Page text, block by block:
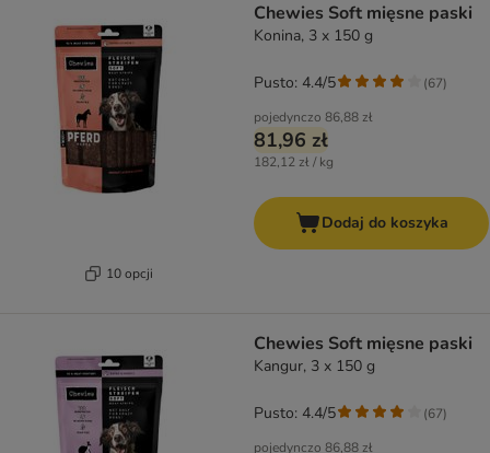
10 opcji
Chewies Soft mięsne paski
Konina, 3 x 150 g
pojedynczo 86,88 zł
81,96 zł
182,12 zł / kg
Pusto: 4.4/5 (67)
Dodaj do koszyka
Chewies Soft mięsne paski
Kangur, 3 x 150 g
pojedynczo 86,88 zł
Pusto: 4.4/5 (67)